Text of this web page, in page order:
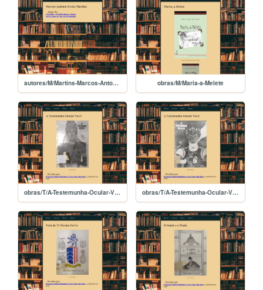
autores/M/Martins-Marcos-Antonio-Freire obras/M/Maria-a-Melete
obras/T/A-Testemunha-Ocular-Vol-2 obras/T/A-Testemunha-Ocular-Vol-1